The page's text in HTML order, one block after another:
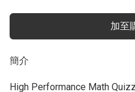
加至
簡介
High Performance Math